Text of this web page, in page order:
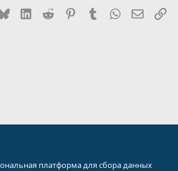
BlueskyLinkedIn
Reddit PinterestTumblr WhatsApp
платформа для сбора данных